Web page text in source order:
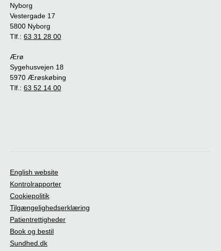
Nyborg
Vestergade 17
5800 Nyborg
Tlf.: 63 31 28 00
Ærø
Sygehusvejen 18
5970 Ærøskøbing
Tlf.: 63 52 14 00
English website
Kontrolrapporter
Cookiepolitik
Tilgængelighedserklæring
Patientrettigheder
Book og bestil
Sundhed.dk